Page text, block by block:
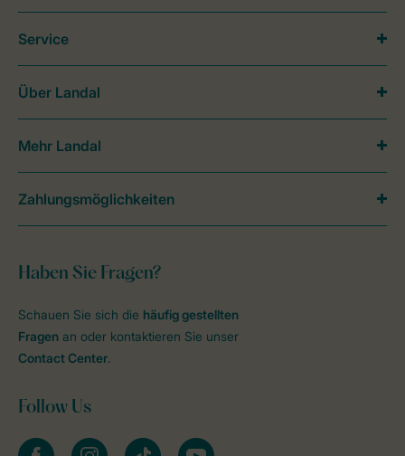
Haben Sie Fragen?
Schauen Sie sich die häufig gestellten
Fragen an oder kontaktieren Sie unser
Contact Center.
Follow Us
facebookinstagramtiktok youtube
Service
Über Landal
Mehr Landal
Zahlungsmöglichkeiten